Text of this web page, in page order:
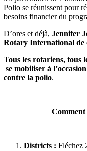
Polio se réunissent pour
besoins financier du
D’ores et déjà, Jennifer
Rotary International de
Tous les rotariens, tous
se mobiliser à
contre la polio.
Comment
Districts : Fléchez